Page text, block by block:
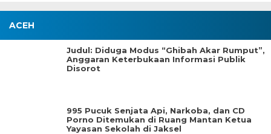
ACEH
Judul: Diduga Modus “Ghibah Akar Rumput”,
Anggaran Keterbukaan Informasi Publik
Disorot
995 Pucuk Senjata Api, Narkoba, dan CD
Porno Ditemukan di Ruang Mantan Ketua
Yayasan Sekolah di Jaksel